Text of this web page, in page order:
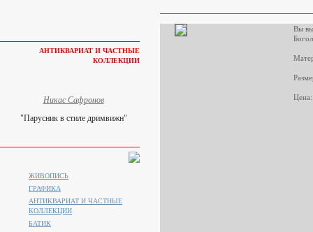
Вы
АНТИКВАРИАТ И ЧАСТНЫЕ
КОЛЛЕКЦИИ
Никас Сафронов
"Парусник в стиле дримвижн"
ЖИВОПИСЬ
ГРАФИКА
АНТИКВАРИАТ И ЧАСТНЫЕ
КОЛЛЕКЦИИ
БАТИК